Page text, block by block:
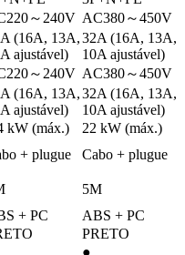
～240V AC380～450V
(16A, 13A,
ajustável)
32A (16A, 13A,
10A ajustável)
～240V AC380～450V
(16A, 13A,
ajustável)
32A (16A, 13A,
10A ajustável)
kW (máx.) 22 kW (máx.)
+ plugue
Cabo + plugue
5M
+ PC
ABS + PC
PRETO
●